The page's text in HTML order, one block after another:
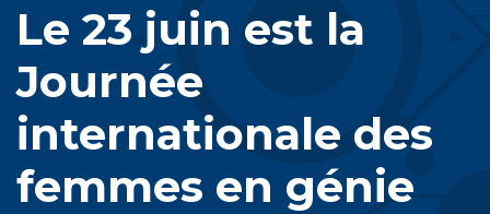
Le 23 juin est la
Journée
internationale des
femmes en génie